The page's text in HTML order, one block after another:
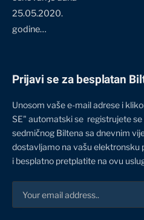
25.05.2020.
godine…
Prijavi se za besplatan
Unosom vaše e-mail adrese i
SE" automatski se registrujete
sedmičnog Biltena sa dnevnim
dostavljamo na vašu elektronsku
i besplatno pretplatite na ovu